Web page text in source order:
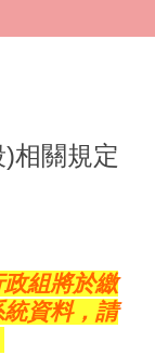
相關規定
組將於繳
資料，請